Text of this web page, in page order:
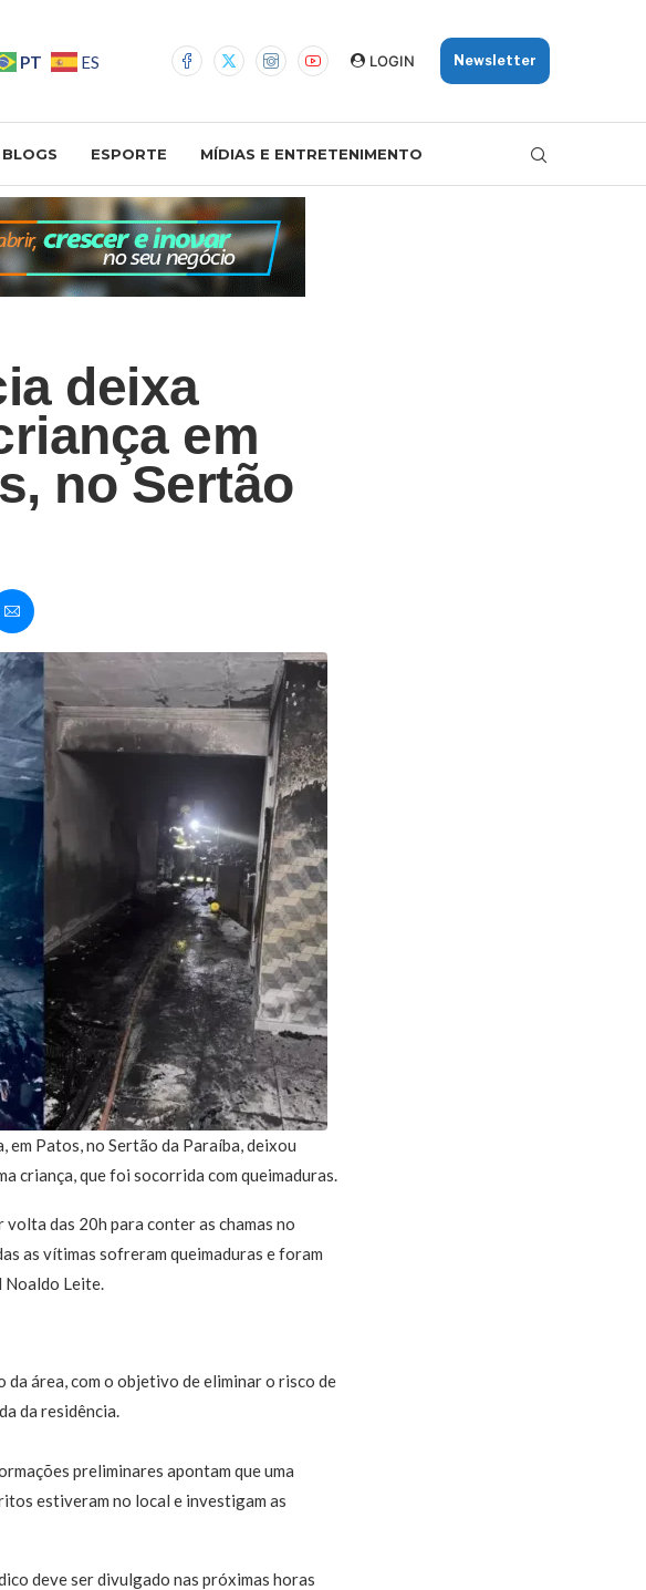
PT ES LOGIN Newsletter
ESPORTE MÍDIAS E ENTRETENIMENTO
deixa
em
no Sertão
em Patos, no Sertão da Paraíba, deixou
criança, que foi socorrida com queimaduras.
das 20h para conter as chamas no
as vítimas sofreram queimaduras e foram
Noaldo Leite.
área, com o objetivo de eliminar o risco de
da residência.
preliminares apontam que uma
estiveram no local e investigam as
deve ser divulgado nas próximas horas